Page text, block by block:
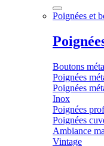
Poignées et
Boutons
Poignées
Poignées
Inox
Poignées
Poignées
Ambiance
Vintage